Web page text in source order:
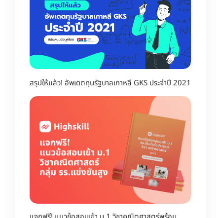
สรุปให้แล้ว! อัพเดตทุนรัฐบาลเกาหลี GKS ประจำปี 2021